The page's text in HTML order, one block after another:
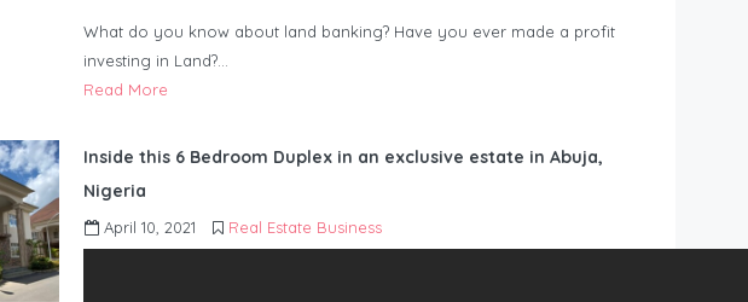
What do you know about land banking? Have you ever made a profit
investing in Land?…
Read More
Inside this 6 Bedroom Duplex in an exclusive estate in Abuja,
Nigeria
April 10, 2021 Real Estate Business